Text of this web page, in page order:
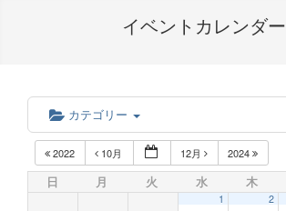
イベントカレンダー
カテゴリー
2022 10月 12月 2024
日 月 火 水 木
1 2